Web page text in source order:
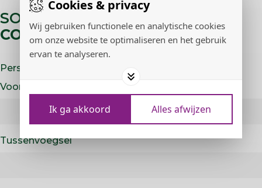
Cookies & privacy
Wij gebruiken functionele en analytische cookies
om onze website te optimaliseren en het gebruik
ervan te analyseren.
Ik ga akkoord Alles afwijzen
SOLLICITEER VOOR:
CROP
COÖRDINATOR (TRAINEESHIP)
Persoonlijke gegevens
Voornaam
Tussenvoegsel